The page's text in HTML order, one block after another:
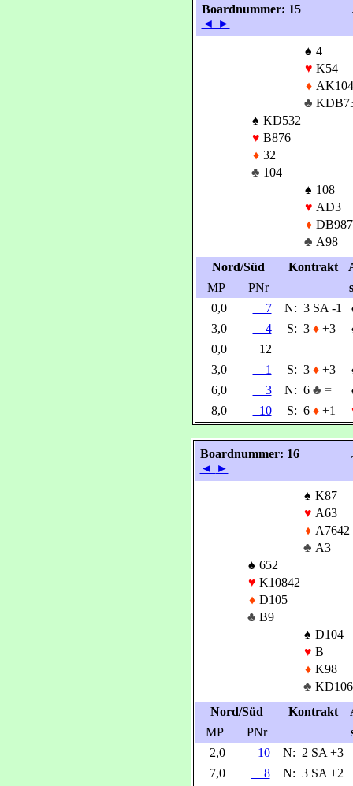
Boardnummer: 15
◄ ►
♠ 4
♥ K54
♦ AK104
♣
♠ KD532
♥ B876
♦ 32
♣ 104
♠ 108
♥ AD3
♦ DB987
♣ A98
Nord/Süd
Kontrakt
MP
PNr
0,0
7 N: 3 SA -1
3,0
4 S: 3 ♦+3
0,0
12
3,0
1 S: 3 ♦+3
6,0
3 N: 6 ♣ =
8,0
10 S: 6 ♦+1
Boardnummer: 16
◄ ►
♠ K87
♥ A63
♦ A7642
♣ A3
♠ 652
♥ K10842
♦ D105
♣ B9
♠ D104
♥ B
♦ K98
♣
Nord/Süd
Kontrakt
MP
PNr
2,0
10 N: 2 SA +3
7,0
8 N: 3 SA +2